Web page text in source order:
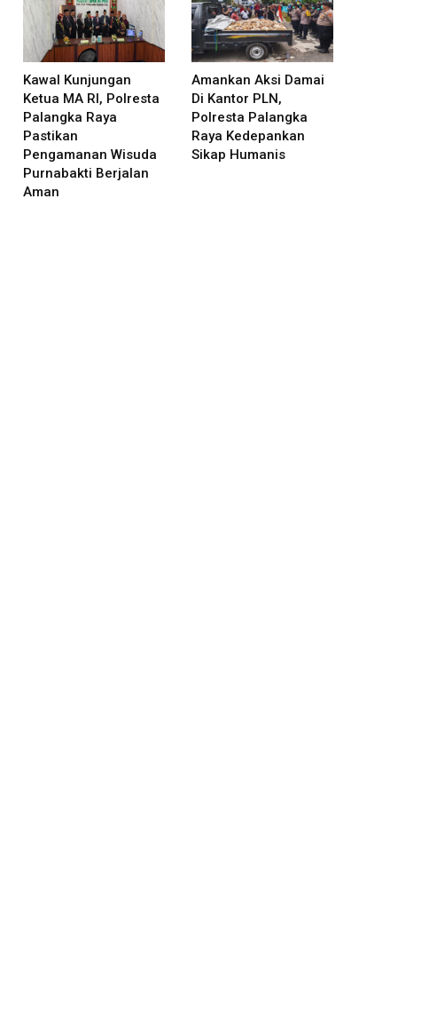
Kawal Kunjungan
Ketua MA RI, Polresta
Palangka Raya
Pastikan
Pengamanan Wisuda
Purnabakti Berjalan
Aman
Amankan Aksi Damai
Di Kantor PLN,
Polresta Palangka
Raya Kedepankan
Sikap Humanis